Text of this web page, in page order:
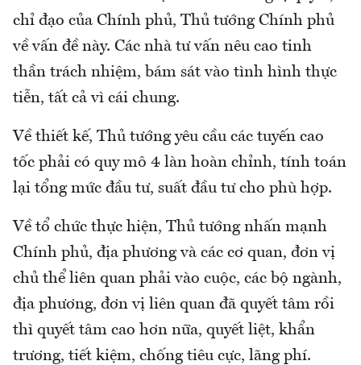
chỉ đạo của Chính phủ, Thủ tướng Chính phủ
về vấn đề này. Các nhà tư vấn nêu cao tinh
thần trách nhiệm, bám sát vào tình hình thực
tiễn, tất cả vì cái chung.
Về thiết kế, Thủ tướng yêu cầu các tuyến cao
tốc phải có quy mô 4 làn hoàn chỉnh, tính toán
lại tổng mức đầu tư, suất đầu tư cho phù hợp.
Về tổ chức thực hiện, Thủ tướng nhấn mạnh
Chính phủ, địa phương và các cơ quan, đơn vị
chủ thể liên quan phải vào cuộc, các bộ ngành,
địa phương, đơn vị liên quan đã quyết tâm rồi
thì quyết tâm cao hơn nữa, quyết liệt, khẩn
trương, tiết kiệm, chống tiêu cực, lãng phí.